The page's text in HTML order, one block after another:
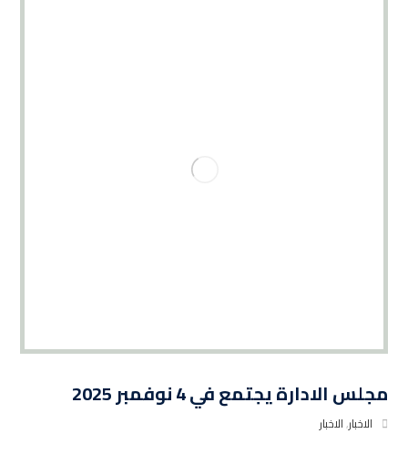
مجلس الادارة يجتمع في 4 نوفمبر 2025
الاخبار,الاخبار